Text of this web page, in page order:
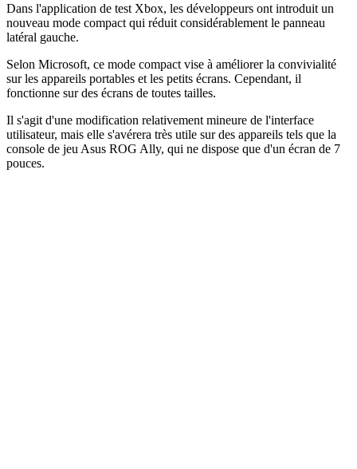
Dans l'application de test Xbox, les développeurs ont introduit un
nouveau mode compact qui réduit considérablement le panneau
latéral gauche.
Selon Microsoft, ce mode compact vise à améliorer la convivialité
sur les appareils portables et les petits écrans. Cependant, il
fonctionne sur des écrans de toutes tailles.
Il s'agit d'une modification relativement mineure de l'interface
utilisateur, mais elle s'avérera très utile sur des appareils tels que la
console de jeu Asus ROG Ally, qui ne dispose que d'un écran de 7
pouces.